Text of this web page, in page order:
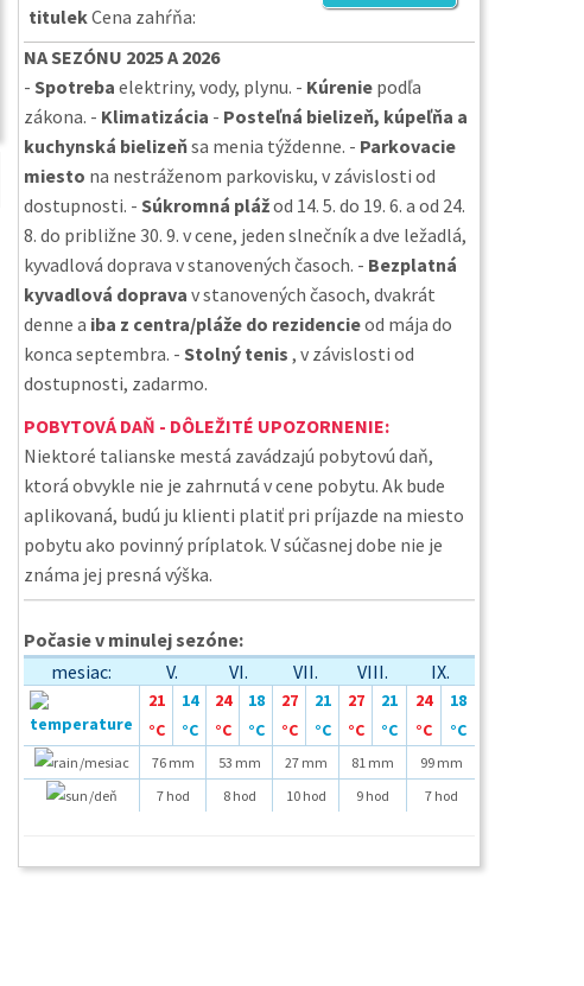
titulekCena zahŕňa:
NA SEZÓNU 2025 A 2026
- Spotreba elektriny, vody, plynu. - Kúrenie podľa
zákona. - Klimatizácia - Posteľná bielizeň, kúpeľňa a
kuchynská bielizeňsa menia týždenne. - Parkovacie
miesto na nestráženom parkovisku, v závislosti od
dostupnosti. - Súkromná plážod 14. 5. do 19. 6. a od 24.
8. do približne 30. 9. v cene, jeden slnečník a dve ležadlá,
kyvadlová doprava v stanovených časoch. - Bezplatná
kyvadlová doprava v stanovených časoch, dvakrát
denne a iba z centra/pláže do rezidencieod mája do
konca septembra. - Stolný tenis , v závislosti od
dostupnosti, zadarmo.
POBYTOVÁ DAŇ - DÔLEŽITÉ UPOZORNENIE:
Niektoré talianske mestá zavádzajú pobytovú daň,
ktorá obvykle nie je zahrnutá v cene pobytu. Ak bude
aplikovaná, budú ju klienti platiť pri príjazde na miesto
pobytu ako povinný príplatok. V súčasnej dobe nie je
známa jej presná výška.
Počasie v minulej sezóne:
mesiac:
V. VI. VII. VIII. IX.
21
°C
14
°C
24
°C
18
°C
27
°C
21
°C
27
°C
21
°C
24
°C
18
°C
/mesiac 76 mm 53 mm 27 mm 81 mm
99 mm
/deň
7 hod 8 hod 10 hod 9 hod 7 hod